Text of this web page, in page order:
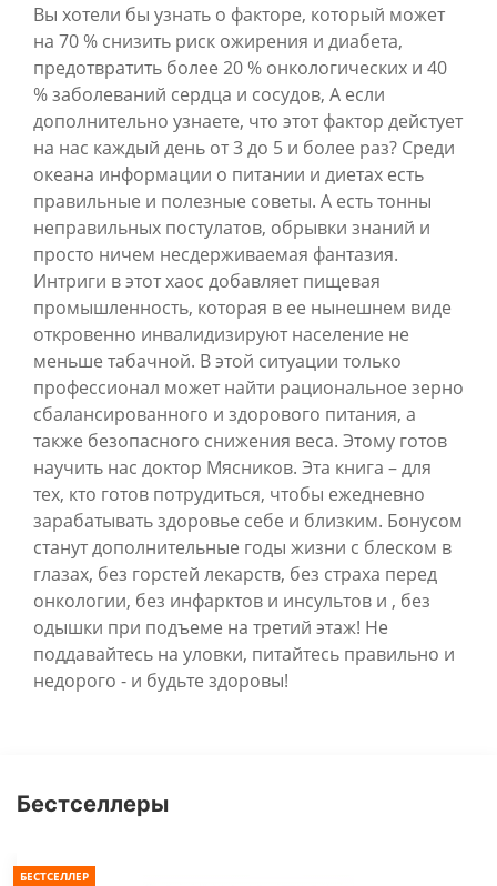
Вы хотели бы узнать о факторе, который может
на 70 % снизить риск ожирения и диабета,
предотвратить более 20 % онкологических и 40
% заболеваний сердца и сосудов, А если
дополнительно узнаете, что этот фактор дейстует
на нас каждый день от 3 до 5 и более раз? Среди
океана информации о питании и диетах есть
правильные и полезные советы. А есть тонны
неправильных постулатов, обрывки знаний и
просто ничем несдерживаемая фантазия.
Интриги в этот хаос добавляет пищевая
промышленность, которая в ее нынешнем виде
откровенно инвалидизируют население не
меньше табачной. В этой ситуации только
профессионал может найти рациональное зерно
сбалансированного и здорового питания, а
также безопасного снижения веса. Этому готов
научить нас доктор Мясников. Эта книга – для
тех, кто готов потрудиться, чтобы ежедневно
зарабатывать здоровье себе и близким. Бонусом
станут дополнительные годы жизни c блеском в
глазах, без горстей лекарств, без страха перед
онкологии, без инфарктов и инсультов и , без
одышки при подъеме на третий этаж! Не
поддавайтесь на уловки, питайтесь правильно и
недорого - и будьте здоровы!
Бестселлеры
БЕСТСЕЛЛЕР